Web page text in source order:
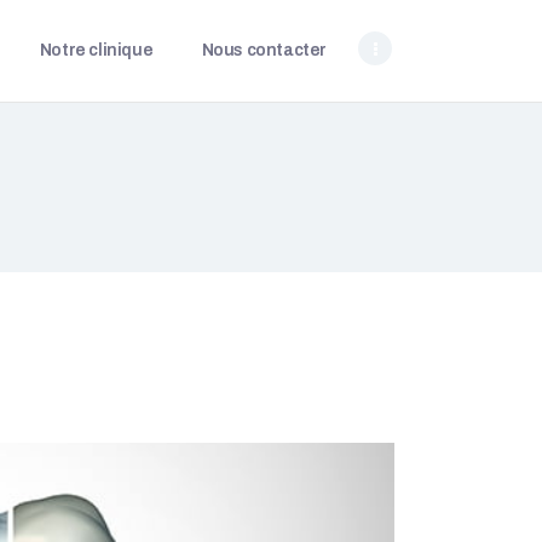
Notre clinique Nous contacter